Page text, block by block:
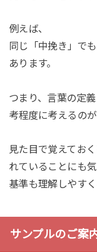
例えば、
同じ「中挽き」で
あります。
つまり、言葉の定
考程度に考えるのが
見た目で覚えてお
れていることにも
基準も理解しやすく
サンプルのご案